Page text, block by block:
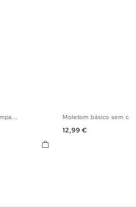
Moletom básico sem
Preço
12,99 €